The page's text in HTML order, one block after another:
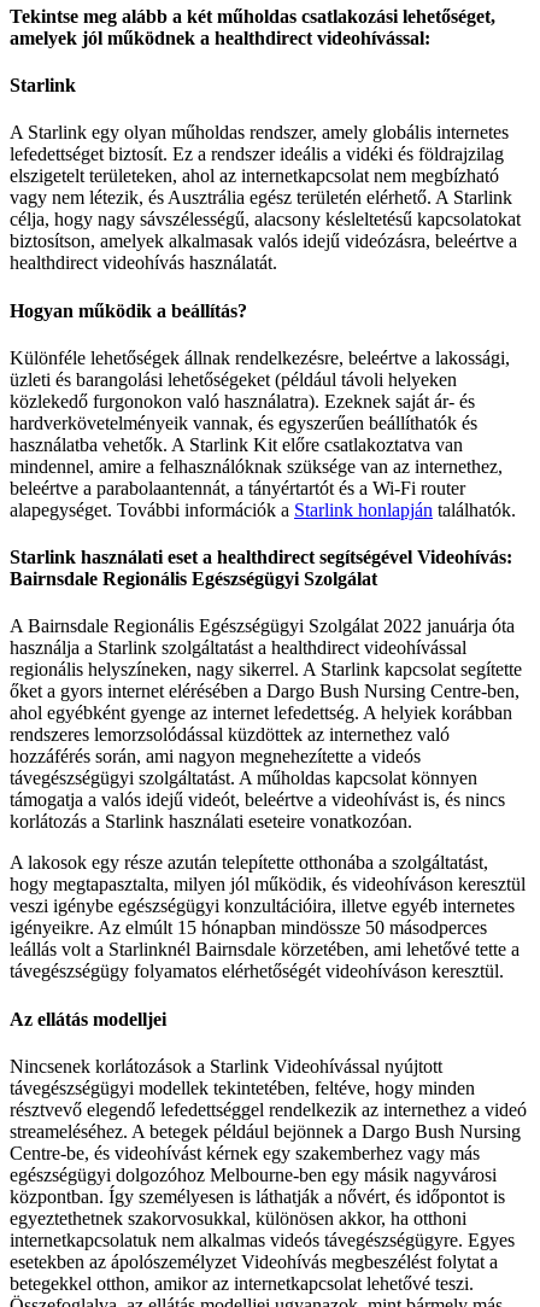
Tekintse meg alább a két műholdas csatlakozási lehetőséget,
amelyek jól működnek a healthdirect videohívással:
Starlink
A Starlink egy olyan műholdas rendszer, amely globális internetes
lefedettséget biztosít. Ez a rendszer ideális a vidéki és földrajzilag
elszigetelt területeken, ahol az internetkapcsolat nem megbízható
vagy nem létezik, és Ausztrália egész területén elérhető. A Starlink
célja, hogy nagy sávszélességű, alacsony késleltetésű kapcsolatokat
biztosítson, amelyek alkalmasak valós idejű videózásra, beleértve a
healthdirect videohívás használatát.
Hogyan működik a beállítás?
Különféle lehetőségek állnak rendelkezésre, beleértve a lakossági,
üzleti és barangolási lehetőségeket (például távoli helyeken
közlekedő furgonokon való használatra). Ezeknek saját ár- és
hardverkövetelményeik vannak, és egyszerűen beállíthatók és
használatba vehetők. A Starlink Kit előre csatlakoztatva van
mindennel, amire a felhasználóknak szüksége van az internethez,
beleértve a parabolaantennát, a tányértartót és a Wi-Fi router
alapegységet. További információk a Starlink honlapján találhatók.
Starlink használati eset a healthdirect segítségével Videohívás:
Bairnsdale Regionális Egészségügyi Szolgálat
A Bairnsdale Regionális Egészségügyi Szolgálat 2022 januárja óta
használja a Starlink szolgáltatást a healthdirect videohívással
regionális helyszíneken, nagy sikerrel. A Starlink kapcsolat segítette
őket a gyors internet elérésében a Dargo Bush Nursing Centre-ben,
ahol egyébként gyenge az internet lefedettség. A helyiek korábban
rendszeres lemorzsolódással küzdöttek az internethez való
hozzáférés során, ami nagyon megnehezítette a videós
távegészségügyi szolgáltatást. A műholdas kapcsolat könnyen
támogatja a valós idejű videót, beleértve a videohívást is, és nincs
korlátozás a Starlink használati eseteire vonatkozóan.
A lakosok egy része azután telepítette otthonába a szolgáltatást,
hogy megtapasztalta, milyen jól működik, és videohíváson keresztül
veszi igénybe egészségügyi konzultációira, illetve egyéb internetes
igényeikre. Az elmúlt 15 hónapban mindössze 50 másodperces
leállás volt a Starlinknél Bairnsdale körzetében, ami lehetővé tette a
távegészségügy folyamatos elérhetőségét videohíváson keresztül.
Az ellátás modelljei
Nincsenek korlátozások a Starlink Videohívással nyújtott
távegészségügyi modellek tekintetében, feltéve, hogy minden
résztvevő elegendő lefedettséggel rendelkezik az internethez a videó
streameléséhez. A betegek például bejönnek a Dargo Bush Nursing
Centre-be, és videohívást kérnek egy szakemberhez vagy más
egészségügyi dolgozóhoz Melbourne-ben egy másik nagyvárosi
központban. Így személyesen is láthatják a nővért, és időpontot is
egyeztethetnek szakorvosukkal, különösen akkor, ha otthoni
internetkapcsolatuk nem alkalmas videós távegészségügyre. Egyes
esetekben az ápolószemélyzet Videohívás megbeszélést folytat a
betegekkel otthon, amikor az internetkapcsolat lehetővé teszi.